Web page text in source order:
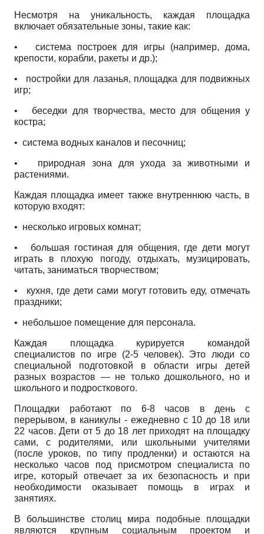
Несмотря на уникальность, каждая площадка
включает обязательные зоны, такие как:
•
система построек для игры (например, дома,
крепости, корабли, ракеты и др.);
•
постройки для лазанья, площадка для подвижных
игр;
•
беседки для творчества, место для общения у
костра;
• система водных каналов и песочниц;
•
природная зона для ухода за животными и
растениями.
Каждая площадка имеет также внутреннюю часть, в
которую входят:
• несколько игровых комнат;
•
большая гостиная для общения, где дети могут
играть в плохую погоду, отдыхать, музицировать,
читать, заниматься творчеством;
•
кухня, где дети сами могут готовить еду, отмечать
праздники;
• небольшое помещение для персонала.
Каждая площадка курируется командой
специалистов по игре (2-5 человек). Это люди со
специальной подготовкой в области игры детей
разных возрастов — не только дошкольного, но и
школьного и подросткового.
Площадки работают по 6-8 часов в день c
перерывом, в каникулы - ежедневно с 10 до 18 или
22 часов. Дети от 5 до 18 лет приходят на площадку
сами, с родителями, или школьными учителями
(после уроков, по типу продленки) и остаются на
несколько часов под присмотром специалиста по
игре, который отвечает за их безопасность и при
необходимости оказывает помощь в играх и
занятиях.
В большинстве столиц мира подобные площадки
являются крупным социальным проектом и